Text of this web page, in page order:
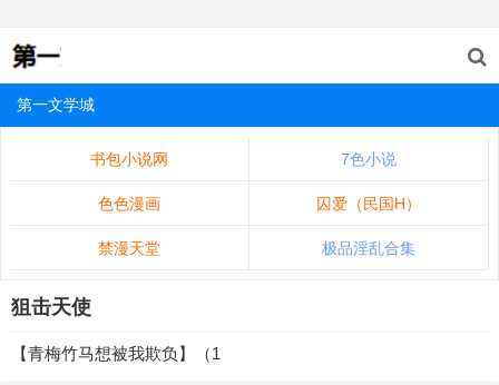
第一文学城
书包小说网 7色小说
色色漫画 囚爱（民国H）
禁漫天堂 极品淫乱合集
狙击天使
【青梅竹马想被我欺负】（1